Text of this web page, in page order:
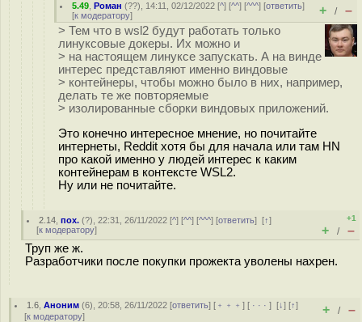
5.49 ,Роман (??), 14:11, 02/12/2022 [^] [^^] [^^^] [ответить]
[к модератору] + / –
> Тем что в wsl2 будут работать только
линуксовые докеры. Их можно и
> на настоящем линуксе запускать. А на винде
интерес представляют именно виндовые
> контейнеры, чтобы можно было в них, например,
делать те же повторяемые
> изолированные сборки виндовых приложений.
Это конечно интересное мнение, но почитайте
интернеты, Reddit хотя бы для начала или там HN
про какой именно у людей интерес к каким
контейнерам в контексте WSL2.
Ну или не почитайте.
2.14 ,пох. (?), 22:31, 26/11/2022 [^] [^^] [^^^] [ответить][↑]
[к модератору]
+1
+ / –
Труп же ж.
Разработчики после покупки прожекта уволены нахрен.
1.6 ,Аноним (6), 20:58, 26/11/2022 [ответить] [ ﹢﹢﹢] [ · · ·][↓] [↑]
[к модератору] + / –